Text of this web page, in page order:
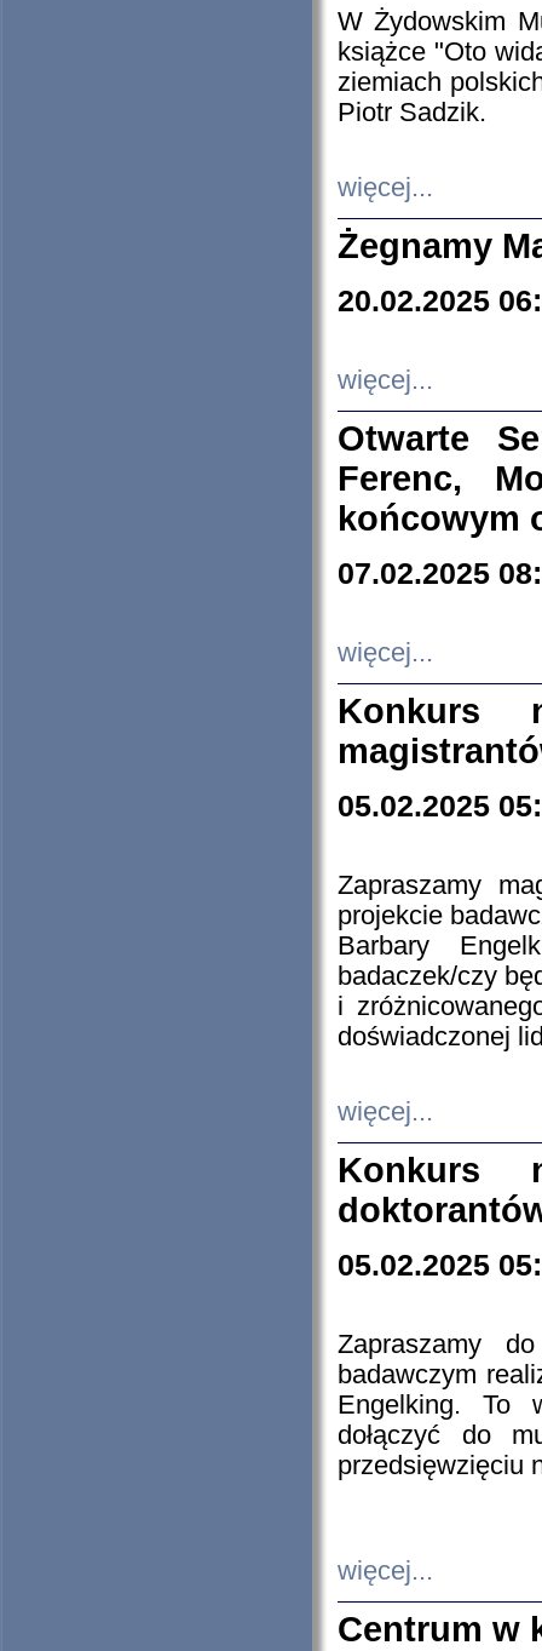
W Żydowskim
książce "Oto
ziemiach
Piotr Sadzik.
więcej...
Żegnamy
20.02.2025
więcej...
Otwarte
Ferenc,
końcowym
07.02.2025
więcej...
Konkurs
05.02.2025
Zapraszamy
projekcie
Barbary
badaczek/czy
i
doświadczonej
więcej...
Konkurs
05.02.2025
Zapraszamy
badawczym
Engelking. To
dołączyć do
przedsięwzięciu
więcej...
Centrum w